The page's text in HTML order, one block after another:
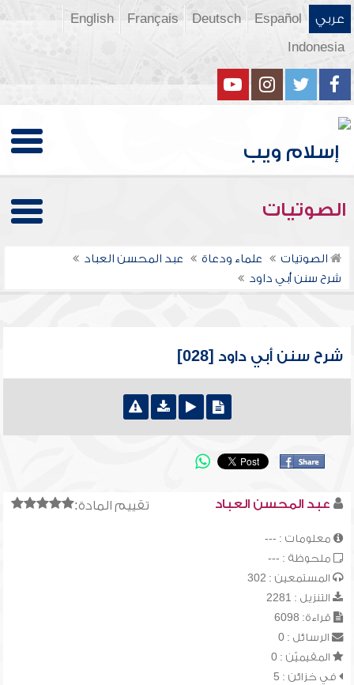
عربي Español
Deutsch
Français
English
Indonesia
الصوتيات
الصوتيات علماء ودعاة
عبد المحسن العباد
شرح سنن أبي داود
شرح سنن أبي داود [028]
تقييم المادة: عبد المحسن العباد
معلومات : ---
ملحوظة : ---
المستمعين : 302
التنزيل : 2281
قراءة: 6098
الرسائل : 0
المقيميّن : 0
في خزائن : 5